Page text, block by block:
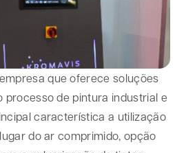
que oferece soluções
processo de pintura industrial e
característica a utilização
do ar comprimido, opção